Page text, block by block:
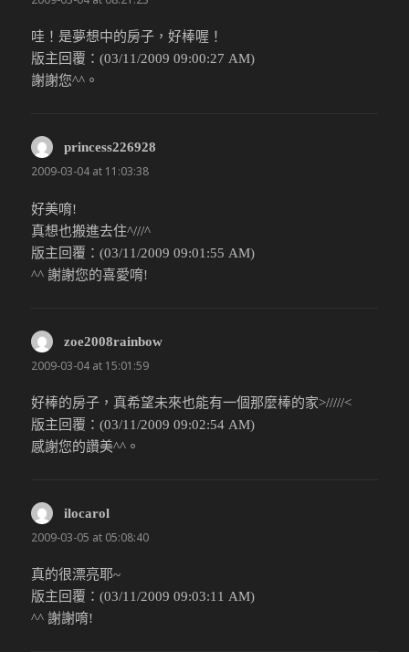
哇！是夢想中的房子，好棒喔！
版主回覆：(03/11/2009 09:00:27 AM)
謝謝您^^。
princess226928
2009-03-04 at 11:03:38
好美唷!
真想也搬進去住^///^
版主回覆：(03/11/2009 09:01:55 AM)
^^ 謝謝您的喜愛唷!
zoe2008rainbow
2009-03-04 at 15:01:59
好棒的房子，真希望未來也能有一個那麼棒的家>/////<
版主回覆：(03/11/2009 09:02:54 AM)
感謝您的讚美^^。
ilocarol
2009-03-05 at 05:08:40
真的很漂亮耶~
版主回覆：(03/11/2009 09:03:11 AM)
^^ 謝謝唷!